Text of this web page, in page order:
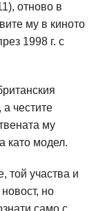
отново в
му в киното
1998 г. с
честите
му
като модел.
той участва и
но
само с